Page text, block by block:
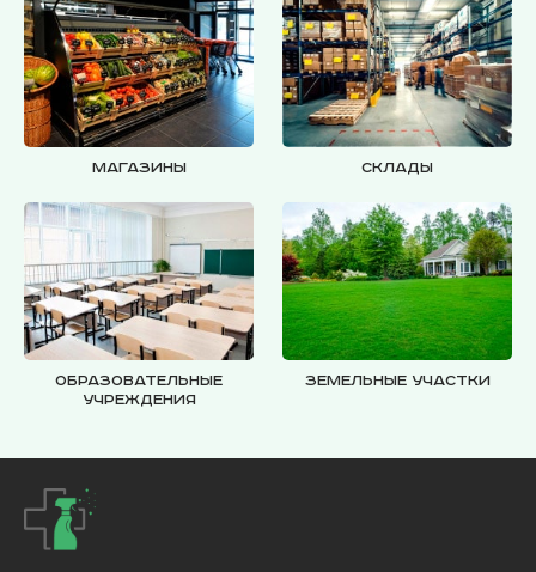
Магазины Склады
Образовательные
учреждения
Земельные участки